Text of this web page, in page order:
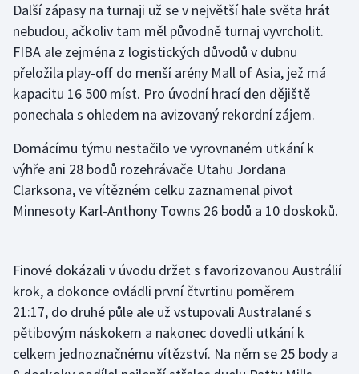
Jezdectví
Judo
Krasobruslení
Lezení
Lyže a snowboard
Moderní pětiboj
Olympijské hry
Parasport
Plavání
Další zápasy na turnaji už se v největší hale světa hrát
nebudou, ačkoliv tam měl původně turnaj vyvrcholit.
FIBA ale zejména z logistických důvodů v dubnu
přeložila play-off do menší arény Mall of Asia, jež má
kapacitu 16 500 míst. Pro úvodní hrací den dějiště
ponechala s ohledem na avizovaný rekordní zájem.
Domácímu týmu nestačilo ve vyrovnaném utkání k
výhře ani 28 bodů rozehrávače Utahu Jordana
Clarksona, ve vítězném celku zaznamenal pivot
Minnesoty Karl-Anthony Towns 26 bodů a 10 doskoků.
Finové dokázali v úvodu držet s favorizovanou Austrálií
krok, a dokonce ovládli první čtvrtinu poměrem
21:17, do druhé půle ale už vstupovali Australané s
pětibovým náskokem a nakonec dovedli utkání k
celkem jednoznačnému vítězství. Na něm se 25 body a